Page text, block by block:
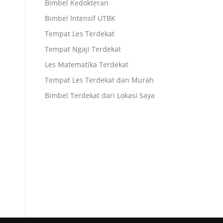
Bimbel Kedokteran
Bimbel Intensif UTBK
Tempat Les Terdekat
Tempat Ngaji Terdekat
Les Matematika Terdekat
Tempat Les Terdekat dan Murah
Bimbel Terdekat dari Lokasi Saya